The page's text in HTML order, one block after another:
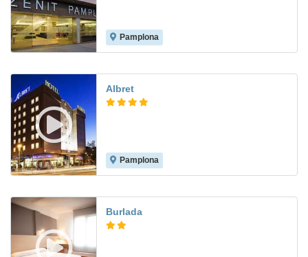
Pamplona
Albret
Pamplona
Burlada